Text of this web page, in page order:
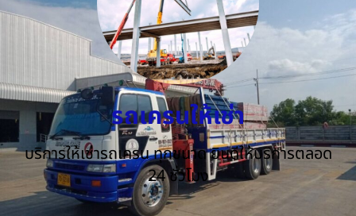
รถเครนให้เช่า
บริการให้เช่ารถเครน ทุกขนาด ยินดีให้บริการตลอด
24 ชั่วโมง